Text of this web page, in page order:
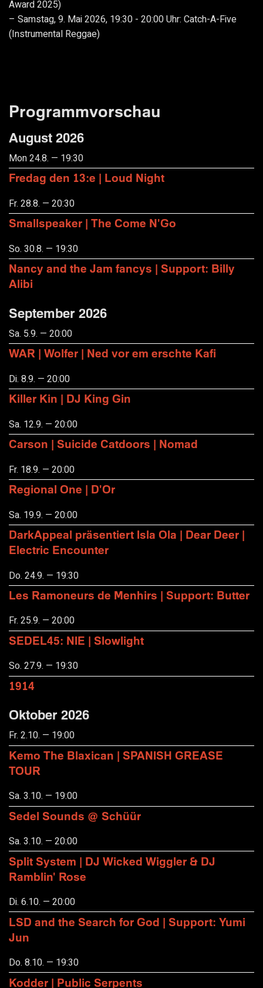
Award 2025)
Samstag, 9. Mai 2026, 19:30 - 20:00 Uhr: Catch-A-Five
(Instrumental Reggae)
Programmvorschau
August 2026
Mon 24.8. — 19:30
Fredag den 13:e | Loud Night
Fr. 28.8. — 20:30
Smallspeaker | The Come N'Go
So. 30.8. — 19:30
Nancy and the Jam fancys | Support: Billy
Alibi
September 2026
Sa. 5.9. — 20:00
WAR | Wolfer | Ned vor em erschte Kafi
Di. 8.9. — 20:00
Killer Kin | DJ King Gin
Sa. 12.9. — 20:00
Carson | Suicide Catdoors | Nomad
Fr. 18.9. — 20:00
Regional One | D'Or
Sa. 19.9. — 20:00
DarkAppeal präsentiert Isla Ola | Dear Deer |
Electric Encounter
Do. 24.9. — 19:30
Les Ramoneurs de Menhirs | Support: Butter
Fr. 25.9. — 20:00
SEDEL45: NIE | Slowlight
So. 27.9. — 19:30
1914
Oktober 2026
Fr. 2.10. — 19:00
Kemo The Blaxican | SPANISH GREASE
TOUR
Sa. 3.10. — 19:00
Sedel Sounds @ Schüür
Sa. 3.10. — 20:00
Split System | DJ Wicked Wiggler & DJ
Ramblin' Rose
Di. 6.10. — 20:00
LSD and the Search for God | Support: Yumi
Jun
Do. 8.10. — 19:30
Kodder | Public Serpents